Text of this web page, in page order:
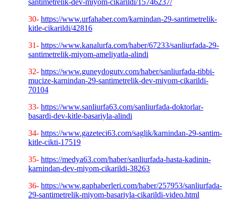
santimetrelik-dev-miyom-cikarildi/15746237/
30- https://www.urfahaber.com/karnindan-29-santimetrelik-
kitle-cikarildi/42816
31- https://www.kanalurfa.com/haber/67233/sanliurfada-29-
santimetrelik-miyom-ameliyatla-alindi
32- https://www.guneydogutv.com/haber/sanliurfada-tibbi-
mucize-karnindan-29-santimetrelik-dev-miyom-cikarildi-
70104
33- https://www.sanliurfa63.com/sanliurfada-doktorlar-
basardi-dev-kitle-basariyla-alindi
34- https://www.gazeteci63.com/saglik/karnindan-29-santim-
kitle-cikti-17519
35- https://medya63.com/haber/sanliurfada-hasta-kadinin-
karnindan-dev-miyom-cikarildi-38263
36- https://www.gaphaberleri.com/haber/257953/sanliurfada-
29-santimetrelik-miyom-basariyla-cikarildi-video.html